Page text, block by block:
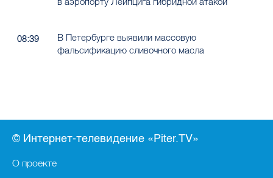
08:39
В Петербурге выявили массовую
фальсификацию сливочного масла
© Интернет-телевидение «Piter.TV»
О проекте